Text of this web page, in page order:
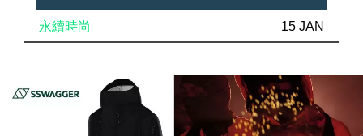
永續時尚 15 JAN